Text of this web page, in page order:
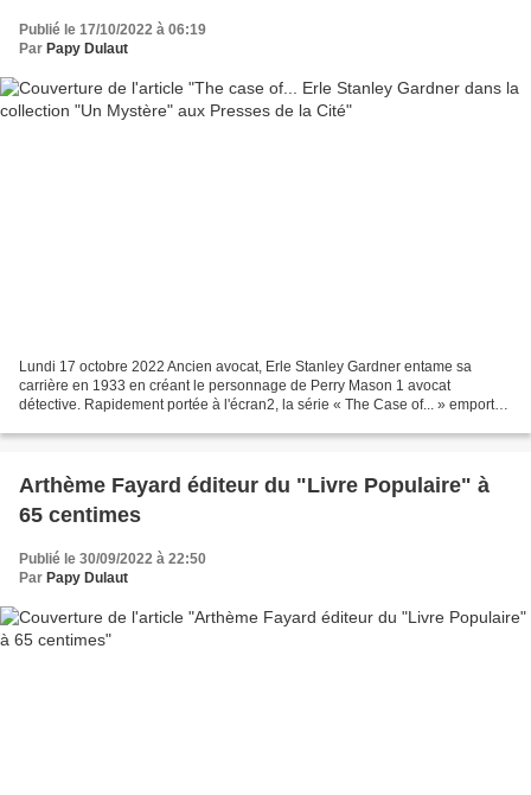
Publié le 17/10/2022 à 06:19
Par Papy Dulaut
Lundi 17 octobre 2022 Ancien avocat, Erle Stanley Gardner entame sa
carrière en 1933 en créant le personnage de Perry Mason 1 avocat
détective. Rapidement portée à l'écran2, la série « The Case of... » emporte
Arthème Fayard éditeur du "Livre Populaire" à
65 centimes
Publié le 30/09/2022 à 22:50
Par Papy Dulaut